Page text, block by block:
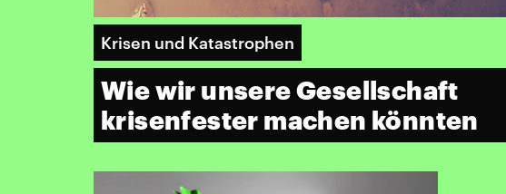
Krisen und Katastrophen
Wie wir unsere Gesellschaft
krisenfester machen könnten